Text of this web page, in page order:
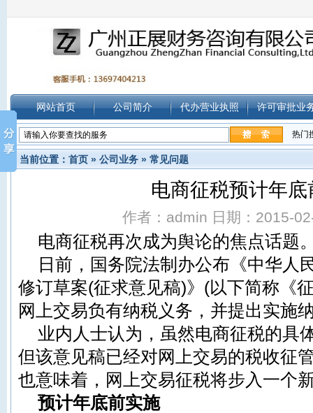
网站首页 公司简介 代办营业执照 许可审批业
热门
当前位置： 首页 » 公司业务 » 常见问题
电商征税预计年底
作者：admin 日期：2015-
电商征税再次成为舆论的焦点话题
日前，国务院法制办公布《中华人
修订草案(征求意见稿)》(以下简称《
网上交易负有纳税义务，并提出实施
业内人士认为，虽然电商征税的具
但该意见稿已经对网上交易的税收征
也意味着，网上交易征税将步入一个
预计年底前实施